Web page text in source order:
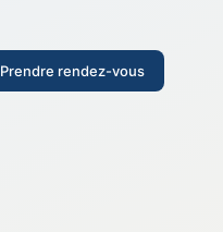
Prendre rendez-vous